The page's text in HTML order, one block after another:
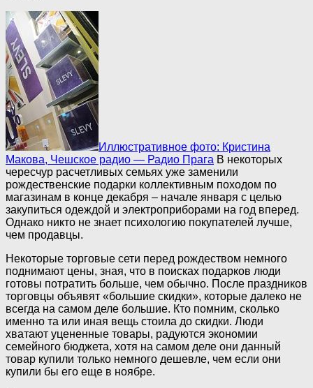
Иллюстративное фото: Кристина
Макова, Чешское радио — Радио Прага В некоторых
чересчур расчетливых семьях уже заменили
рождественские подарки коллективным походом по
магазинам в конце декабря – начале января с целью
закупиться одеждой и электроприборами на год вперед.
Однако никто не знает психологию покупателей лучше,
чем продавцы.
Некоторые торговые сети перед рождеством немного
поднимают цены, зная, что в поисках подарков люди
готовы потратить больше, чем обычно. После праздников
торговцы объявят «большие скидки», которые далеко не
всегда на самом деле большие. Кто помним, сколько
именно та или иная вещь стоила до скидки. Люди
хватают уцененные товары, радуются экономии
семейного бюджета, хотя на самом деле они данный
товар купили только немного дешевле, чем если они
купили бы его еще в ноябре.